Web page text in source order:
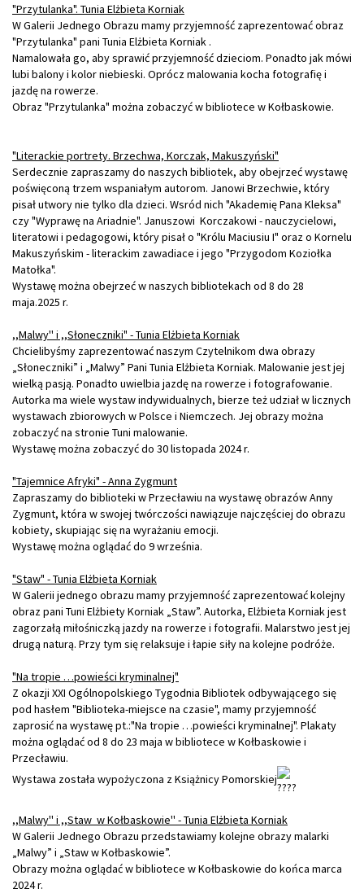
"Przytulanka". Tunia Elżbieta Korniak
W Galerii Jednego Obrazu mamy przyjemność zaprezentować obraz
"Przytulanka" pani Tunia Elżbieta Korniak .
Namalowała go, aby sprawić przyjemność dzieciom. Ponadto jak mówi
lubi balony i kolor niebieski. Oprócz malowania kocha fotografię i
jazdę na rowerze.
Obraz "Przytulanka" można zobaczyć w bibliotece w Kołbaskowie.
"Literackie portrety. Brzechwa, Korczak, Makuszyński"
Serdecznie zapraszamy do naszych bibliotek, aby obejrzeć wystawę
poświęconą trzem wspaniałym autorom. Janowi Brzechwie, który
pisał utwory nie tylko dla dzieci. Wsród nich "Akademię Pana Kleksa"
czy "Wyprawę na Ariadnie". Januszowi Korczakowi - nauczycielowi,
literatowi i pedagogowi, który pisał o "Królu Maciusiu I" oraz o Kornelu
Makuszyńskim - literackim zawadiace i jego "Przygodom Koziołka
Matołka".
Wystawę można obejrzeć w naszych bibliotekach od 8 do 28
maja.2025 r.
,,Malwy'' i ,,Słoneczniki" - Tunia Elżbieta Korniak
Chcielibyśmy zaprezentować naszym Czytelnikom dwa obrazy
„Słoneczniki” i „Malwy” Pani Tunia Elżbieta Korniak. Malowanie jest jej
wielką pasją. Ponadto uwielbia jazdę na rowerze i fotografowanie.
Autorka ma wiele wystaw indywidualnych, bierze też udział w licznych
wystawach zbiorowych w Polsce i Niemczech. Jej obrazy można
zobaczyć na stronie Tuni malowanie.
Wystawę można zobaczyć do 30 listopada 2024 r.
"Tajemnice Afryki" - Anna Zygmunt
Zapraszamy do biblioteki w Przecławiu na wystawę obrazów Anny
Zygmunt, która w swojej twórczości nawiązuje najczęściej do obrazu
kobiety, skupiając się na wyrażaniu emocji.
Wystawę można oglądać do 9 września.
"Staw" - Tunia Elżbieta Korniak
W Galerii jednego obrazu mamy przyjemność zaprezentować kolejny
obraz pani Tuni Elżbiety Korniak „Staw”. Autorka, Elżbieta Korniak jest
zagorzałą miłośniczką jazdy na rowerze i fotografii. Malarstwo jest jej
drugą naturą. Przy tym się relaksuje i łapie siły na kolejne podróże.
"Na tropie …powieści kryminalnej"
Z okazji XXI Ogólnopolskiego Tygodnia Bibliotek odbywającego się
pod hasłem "Biblioteka-miejsce na czasie", mamy przyjemność
zaprosić na wystawę pt.:"Na tropie …powieści kryminalnej". Plakaty
można oglądać od 8 do 23 maja w bibliotece w Kołbaskowie i
Przecławiu.
Wystawa została wypożyczona z Książnicy Pomorskiej
,,Malwy'' i ,,Staw w Kołbaskowie'' - Tunia Elżbieta Korniak
W Galerii Jednego Obrazu przedstawiamy kolejne obrazy malarki
„Malwy” i „Staw w Kołbaskowie”.
Obrazy można oglądać w bibliotece w Kołbaskowie do końca marca
2024 r.